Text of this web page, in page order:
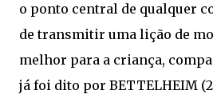
o ponto central de qualquer
de transmitir uma lição de
melhor para a criança,
já foi dito por BETTELHEIM